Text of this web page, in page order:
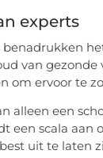
experts
van gezonde
om ervoor te
alleen een
een scala aan
uit te laten